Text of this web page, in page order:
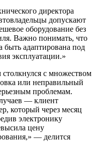
директора
допускают
оборудование без
Важно понимать, что
быть адаптирована под
эксплуатации.»
с множеством
или неправильный
проблемам.
— клиент
который через месяц
электронику
цену
— делится